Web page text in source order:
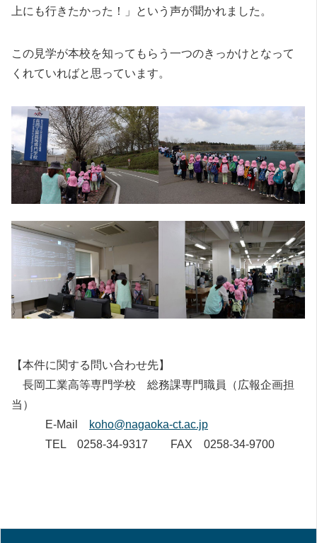
上にも行きたかった！」という声が聞かれました。
この見学が本校を知ってもらう一つのきっかけとなって
くれていればと思っています。
【本件に関する問い合わせ先】
長岡工業高等専門学校 総務課専門職員（広報企画担
当）
E-Mail
koho@nagaoka-ct.ac.jp
TEL 0258-34-9317 FAX 0258-34-9700